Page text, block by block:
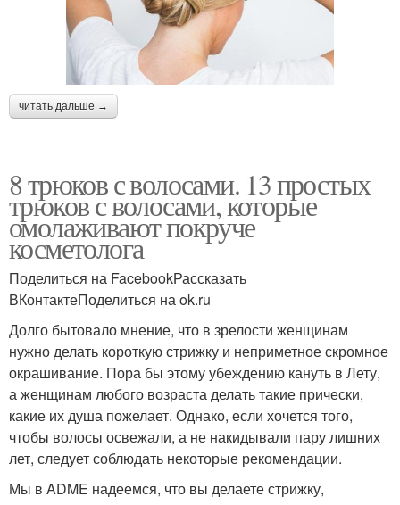
читать дальше →
8 трюков с волосами. 13 простых
трюков с волосами, которые
омолаживают покруче
косметолога
Поделиться на FacebookРассказать
ВКонтактеПоделиться на ok.ru
Долго бытовало мнение, что в зрелости женщинам
нужно делать короткую стрижку и неприметное скромное
окрашивание. Пора бы этому убеждению кануть в Лету,
а женщинам любого возраста делать такие прически,
какие их душа пожелает. Однако, если хочется того,
чтобы волосы освежали, а не накидывали пару лишних
лет, следует соблюдать некоторые рекомендации.
Мы в ADME надеемся, что вы делаете стрижку,